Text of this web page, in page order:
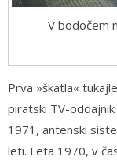
V bodočem
Prva »škatla«
piratski TV-
1971, antenski
leti. Leta 1970, v